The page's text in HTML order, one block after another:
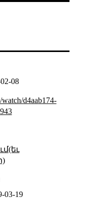
08
d4aab174-
03-19